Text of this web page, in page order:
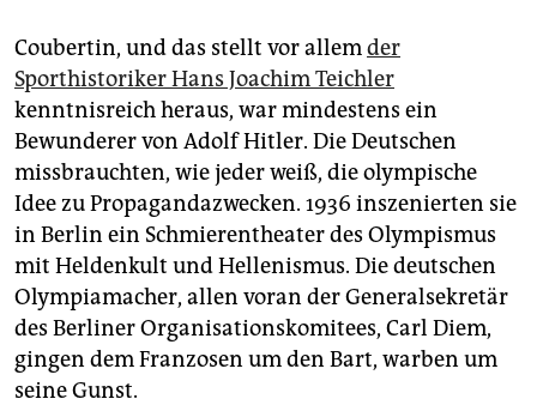
Coubertin, und das stellt vor allemder
Sporthistoriker Hans Joachim Teichler
kenntnisreich heraus, war mindestens ein
Bewunderer von Adolf Hitler. Die Deutschen
missbrauchten, wie jeder weiß, die olympische
Idee zu Propagandazwecken. 1936 inszenierten sie
in Berlin ein Schmierentheater des Olympismus
mit Heldenkult und Hellenismus. Die deutschen
Olympiamacher, allen voran der Generalsekretär
des Berliner Organisationskomitees, Carl Diem,
gingen dem Franzosen um den Bart, warben um
seine Gunst.